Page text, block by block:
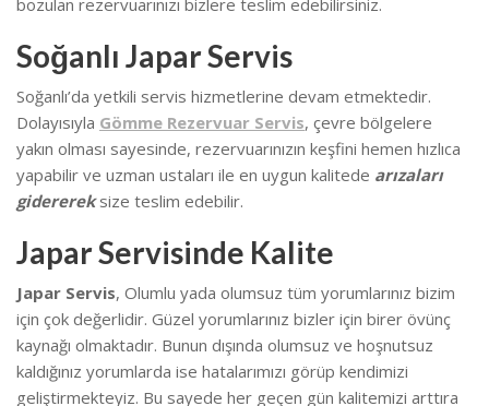
Soğanlı Japar Servis
Soğanlı’da yetkili servis hizmetlerine devam etmektedir.
Dolayısıyla Gömme Rezervuar Servis, çevre bölgelere
yakın olması sayesinde, rezervuarınızın keşfini hemen hızlıca
yapabilir ve uzman ustaları ile en uygun kalitede arızaları
giderereksize teslim edebilir.
Japar Servisinde Kalite
Japar Servis, Olumlu yada olumsuz tüm yorumlarınız bizim
için çok değerlidir. Güzel yorumlarınız bizler için birer övünç
kaynağı olmaktadır. Bunun dışında olumsuz ve hoşnutsuz
kaldığınız yorumlarda ise hatalarımızı görüp kendimizi
geliştirmekteyiz. Bu sayede her geçen gün kalitemizi arttıra